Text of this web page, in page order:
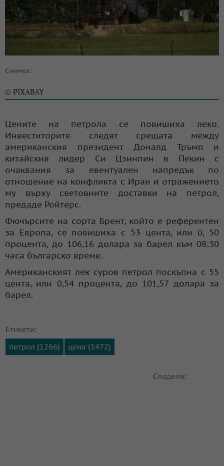
Снимка:
© PIXABAY
Цените на петрола се повишиха леко.
Инвеститорите следят срещата между
американския президент Доналд Тръмп и
китайския лидер Си Цзинпин в Пекин с
очаквания за евентуален напредък по
отношение на конфликта с Иран и отражението
му върху световните доставки на петрол,
предаде Ройтерс.
Фючърсите на сорта Брент, който е референтен
за Европа, се повишиха с 53 цента, или 0, 50
процента, до 106,16 долара за барел към 08:30
часа българско време.
Американският лек суров петрол поскъпна с 55
цента, или 0,54 процента, до 101,57 долара за
барел.
Етикети:
петрол (1266)
цена (1472)
Сподели: